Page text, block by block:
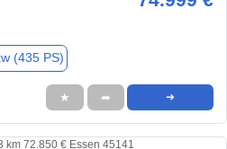
(435 PS)
★ ➦ ➜